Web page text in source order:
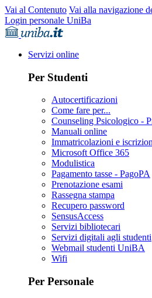
Vai al Contenuto Vai alla navigazione
Login personale UniBa
Servizi online
Per Studenti
Autocertificazioni
Come fare per...
Counseling Psicologico -
Manuali online
Immatricolazioni e
Microsoft Office 365
Modulistica
Pagamento tasse - PagoPA
Prenotazione esami
Rassegna stampa
Recupero password
SensusAccess
Servizi bibliotecari
Servizi digitali agli studenti
Webmail studenti UniBA
Wifi
Per Personale